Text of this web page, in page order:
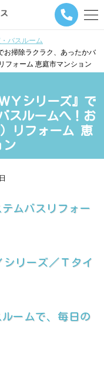
メ
ー
ナ
ビ
シ
ョ
ン
ボ
ン
バスルーム
お掃除ラクラク、あったかバ
フォーム 恵庭市マンション
Ｙシリーズ』で
スルームへ！お
リフォーム 恵
ン
ムバスリフォー
シリーズ／Ｔタイ
ームで、毎日の